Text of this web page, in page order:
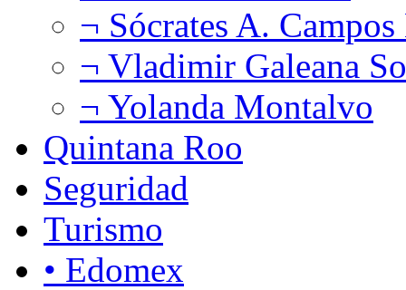
¬ Sócrates A.
¬ Vladimir Galeana
¬ Yolanda Montalvo
Quintana Roo
Seguridad
Turismo
• Edomex